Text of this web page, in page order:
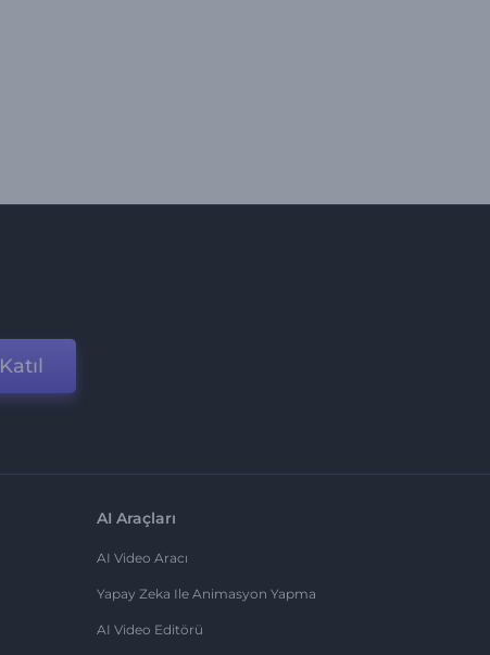
Katıl
AI Araçları
AI Video Aracı
Yapay Zeka Ile Animasyon Yapma
AI Video Editörü